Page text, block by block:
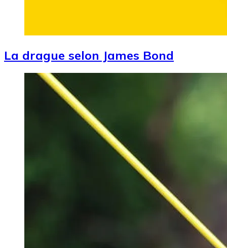
La drague selon James Bond
Image